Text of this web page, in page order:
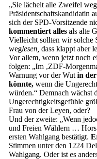
„Sie lächelt alle Zweifel
Präsidentschaftskandidatin
sich der SPD-Vorsitzende
kommentiert alles als alte
Vielleicht sollten wir solche
weglesen, dass klappt aber
Vor allem, wenn jetzt noch
folgen: „Im ‚ZDF-
Warnung vor der Wut in
könnte, wenn die
würden.“ Demnach wächst
Ungerechtigkeitsgefühle
Frau von der Leyen, oder?
Und der zweite: „Wenn
und Freien Wählern …
ersten Wahlgang bestätigt.
Stimmen unter den 1224
Wahlgang. Oder ist es